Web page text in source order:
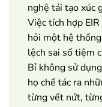
nghệ tái tạo xúc
Việc tích hợp
hỏi một hệ
lệch sai số tiệm
Bỉ không sử
họ chế tác ra
từng vết nứt,